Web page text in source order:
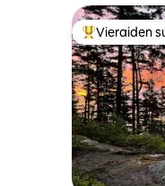
Vieraiden
Vieraiden